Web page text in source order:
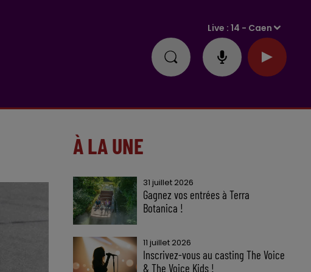
Live :14 - Caen
À LA UNE
31 juillet 2026
Gagnez vos entrées à Terra
Botanica !
11 juillet 2026
Inscrivez-vous au casting The Voice
& The Voice Kids !